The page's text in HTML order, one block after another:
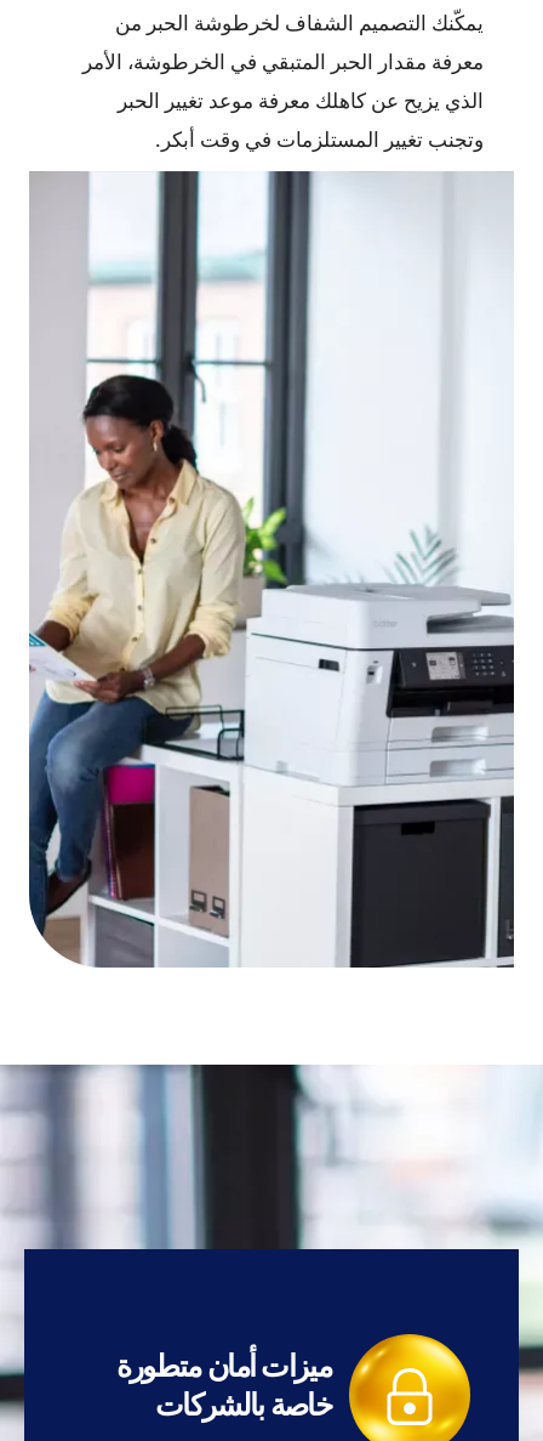
يمكّنك التصميم الشفاف لخرطوشة الحبر من
معرفة مقدار الحبر المتبقي في الخرطوشة، الأمر
الذي يزيح عن كاهلك معرفة موعد تغيير الحبر
وتجنب تغيير المستلزمات في وقت أبكر.
ميزات أمان متطورة
خاصة بالشركات